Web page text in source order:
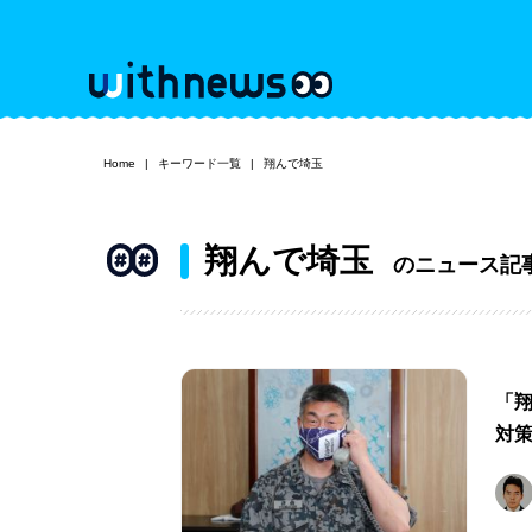
Home キーワード一覧 翔んで埼玉
翔んで埼玉 のニュース記
「
対